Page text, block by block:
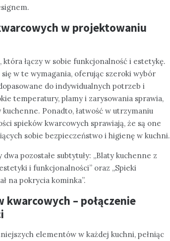
w projektowaniu
łączy w sobie funkcjonalność i estetykę.
w te wymagania, oferując szeroki wybór
do indywidualnych potrzeb i
temperatury, plamy i zarysowania sprawia,
Ponadto, łatwość w utrzymaniu
spieków kwarcowych sprawiają, że są one
sobie bezpieczeństwo i higienę w kuchni.
pozostałe subtytuły: „Blaty kuchenne z
i funkcjonalności” oraz „Spieki
na pokrycia kominka”.
kwarcowych – połączenie
elementów w każdej kuchni, pełniąc